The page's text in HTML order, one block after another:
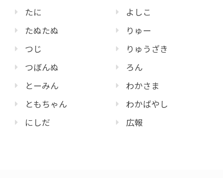
たに
たぬたぬ
つじ
つぼんぬ
とーみん
ともちゃん
にしだ
よしこ
りゅー
りゅうざき
ろん
わかさま
わかばやし
広報